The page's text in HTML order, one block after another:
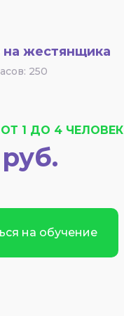
жестянщика
250
на обучение
1 ДО 4 ЧЕЛОВЕК